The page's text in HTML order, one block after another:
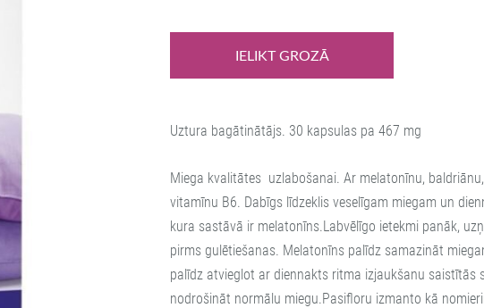
IELIKT GROZĀ
Uztura bagātinātājs. 30 kapsulas pa 467 mg
Miega kvalitātes uzlabošanai. Ar melatonīnu,
vitamīnu B6. Dabīgs līdzeklis veselīgam miegam un
kura sastāvā ir melatonīns.Labvēlīgo ietekmi panāk,
pirms gulētiešanas. Melatonīns palīdz samazināt
palīdz atvieglot ar diennakts ritma izjaukšanu saistītās
nodrošināt normālu miegu.Pasifloru izmanto kā